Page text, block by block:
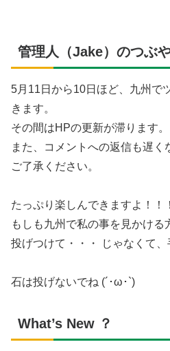
管理人（Jake）のつぶ
5月11日から10日ほど、九州で
きます。
その間はHPの更新が滞ります。
また、コメントへの返信も遅く
ご了承ください。
たっぷり楽しんできますよ！！！
もしも九州で私の事を見かける
投げつけて・・・ じゃなくて、
石は投げないでね (´･ω･`)
What’s New ？